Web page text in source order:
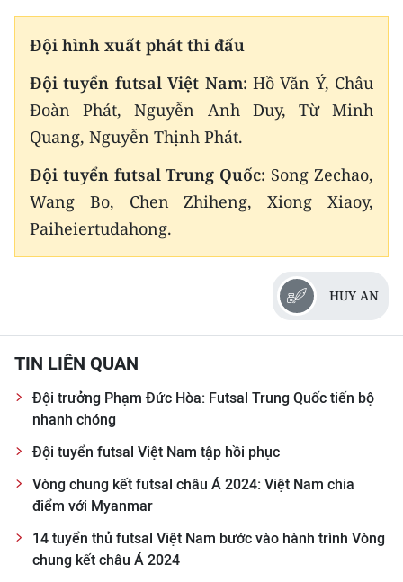
Đội hình xuất phát thi đấu
Đội tuyển futsal Việt Nam: Hồ Văn Ý, Châu
Đoàn Phát, Nguyễn Anh Duy, Từ Minh
Quang, Nguyễn Thịnh Phát.
Đội tuyển futsal Trung Quốc: Song Zechao,
Wang Bo, Chen Zhiheng, Xiong Xiaoy,
Paiheiertudahong.
HUY AN
TIN LIÊN QUAN
Đội trưởng Phạm Đức Hòa: Futsal Trung Quốc tiến bộ
nhanh chóng
Đội tuyển futsal Việt Nam tập hồi phục
Vòng chung kết futsal châu Á 2024: Việt Nam chia
điểm với Myanmar
14 tuyển thủ futsal Việt Nam bước vào hành trình Vòng
chung kết châu Á 2024